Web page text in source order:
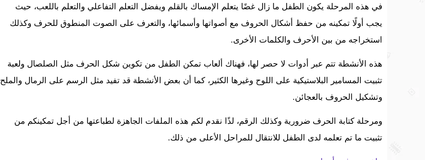
في هذه المرحلة يكون الطفل ما زال غضًا يتعلم الإمساك بالقلم ويفضل التعلم التفاعلي والتعلم باللعب، حيث
يجب أولًا تمكينه من حفظ أشكال الحروف مع أصواتها وأسمائها، والتعرف على الصوت المنطوق للحرف وكذلك
استخراجه من بين الأحرف والكلمات الأخرى.
هذه الأنشطة تتم عبر أدوات لا حصر لها، فهناك ألعاب تمكن الطفل من تكوين شكل الحرف مثل الصلصال ولعبة
تثبيت المسامير البلاستيكية على اللوح وغيرها الكثير، كما أن بعض الأنشطة قد تفيد مثل الرسم على الرمال والملح
وتشكيل الحروف بالعجائن.
ومرحلة كتابة الحرف ضرورية وكذلك الرقم، لذًا نقدم لكم هذه الملفات الجاهزة لطباعتها من أجل تمكينكم من
تثبيت ما تم تعلمه لدى الطفل للانتقال للمراحل الأعلى من ذلك.